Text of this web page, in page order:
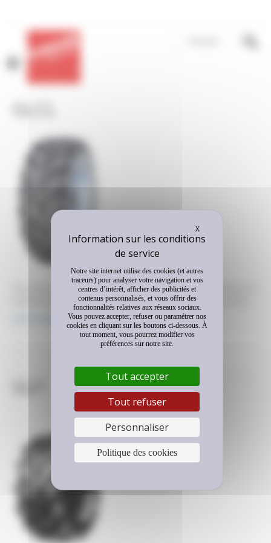
MENU
GLCL
Pneu de dernière génération offrant une meilleure résistance à
la perforation et une excellente stabilité. usage pour ce pneu
Chargeuse télescopiqueTractopelle Agressivité des sols
Vitesse Dimensions 460/70 R 24 Types de véhicules
télécharger cette fiche Contactez-nous Remarque : JavaScript
est requis pour ce contenu.
Notre site internet utilise des cookies (et autres
traceurs) pour analyser votre navigation et vos
centres d’intérêt, afficher des publicités et
contenus personnalisés, et vous offrir des
fonctionnalités relatives aux réseaux sociaux.
Vous pouvez accepter, refuser ou paramétrer nos
cookies en cliquant sur les boutons ci-dessous. À
tout moment, vous pourrez modifier vos
préférences sur notre site.
Tout accepter
Tout refuser
Personnaliser
Politique des cookies
X